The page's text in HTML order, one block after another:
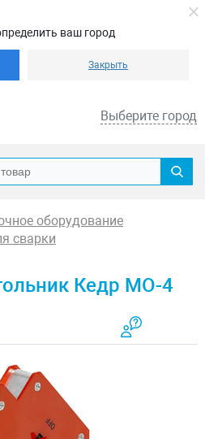
ваш город
Закрыть
Выберите город
оборудование
сварки
Кедр МО-4